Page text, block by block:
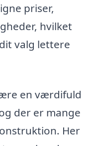
priser,
hvilket
valg lettere
en værdifuld
der er mange
Her